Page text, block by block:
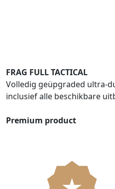
FRAG FULL TACTICAL
Volledig geüpgraded ultra-
inclusief alle beschikbare
Premium product